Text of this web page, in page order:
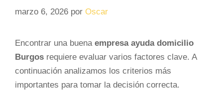
marzo 6, 2026 por Oscar
Encontrar una buena empresa ayuda domicilio
Burgos requiere evaluar varios factores clave. A
continuación analizamos los criterios más
importantes para tomar la decisión correcta.